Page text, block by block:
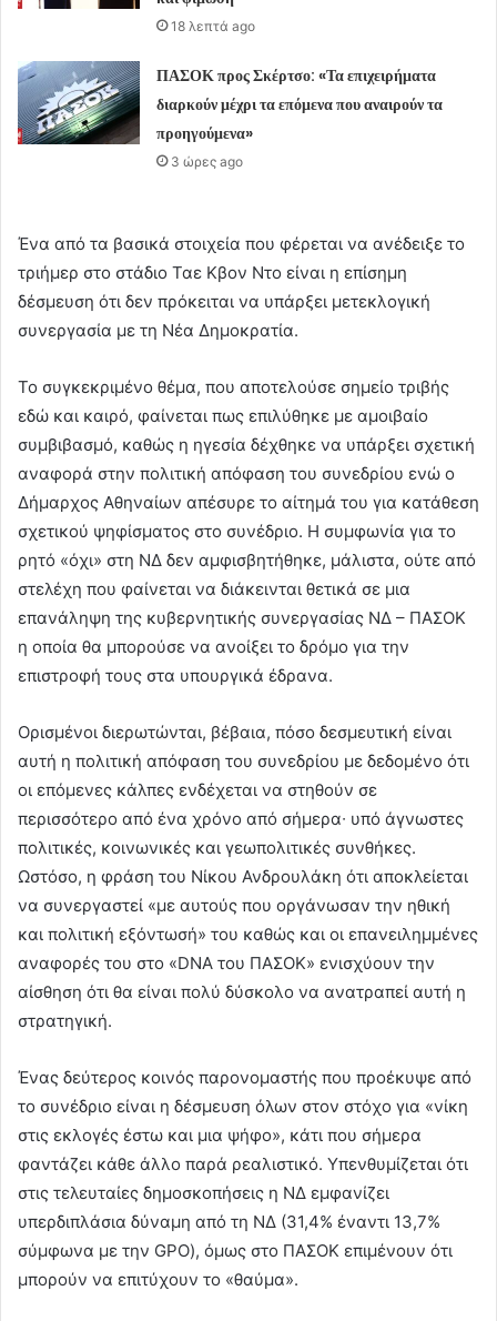
18 λεπτά ago
ΠΑΣΟΚ προς Σκέρτσο: «Τα επιχειρήματα
διαρκούν μέχρι τα επόμενα που αναιρούν τα
προηγούμενα»
3 ώρες ago
Ένα από τα βασικά στοιχεία που φέρεται να ανέδειξε το
τριήμερ στο στάδιο Ταε Κβον Ντο είναι η επίσημη
δέσμευση ότι δεν πρόκειται να υπάρξει μετεκλογική
συνεργασία με τη Νέα Δημοκρατία.
Το συγκεκριμένο θέμα, που αποτελούσε σημείο τριβής
εδώ και καιρό, φαίνεται πως επιλύθηκε με αμοιβαίο
συμβιβασμό, καθώς η ηγεσία δέχθηκε να υπάρξει σχετική
αναφορά στην πολιτική απόφαση του συνεδρίου ενώ ο
Δήμαρχος Αθηναίων απέσυρε το αίτημά του για κατάθεση
σχετικού ψηφίσματος στο συνέδριο. Η συμφωνία για το
ρητό «όχι» στη ΝΔ δεν αμφισβητήθηκε, μάλιστα, ούτε από
στελέχη που φαίνεται να διάκεινται θετικά σε μια
επανάληψη της κυβερνητικής συνεργασίας ΝΔ – ΠΑΣΟΚ
η οποία θα μπορούσε να ανοίξει το δρόμο για την
επιστροφή τους στα υπουργικά έδρανα.
Ορισμένοι διερωτώνται, βέβαια, πόσο δεσμευτική είναι
αυτή η πολιτική απόφαση του συνεδρίου με δεδομένο ότι
οι επόμενες κάλπες ενδέχεται να στηθούν σε
περισσότερο από ένα χρόνο από σήμερα∙ υπό άγνωστες
πολιτικές, κοινωνικές και γεωπολιτικές συνθήκες.
Ωστόσο, η φράση του Νίκου Ανδρουλάκη ότι αποκλείεται
να συνεργαστεί «με αυτούς που οργάνωσαν την ηθική
και πολιτική εξόντωσή» του καθώς και οι επανειλημμένες
αναφορές του στο «DNA του ΠΑΣΟΚ» ενισχύουν την
αίσθηση ότι θα είναι πολύ δύσκολο να ανατραπεί αυτή η
στρατηγική.
Ένας δεύτερος κοινός παρονομαστής που προέκυψε από
το συνέδριο είναι η δέσμευση όλων στον στόχο για «νίκη
στις εκλογές έστω και μια ψήφο», κάτι που σήμερα
φαντάζει κάθε άλλο παρά ρεαλιστικό. Υπενθυμίζεται ότι
στις τελευταίες δημοσκοπήσεις η ΝΔ εμφανίζει
υπερδιπλάσια δύναμη από τη ΝΔ (31,4% έναντι 13,7%
σύμφωνα με την GPO), όμως στο ΠΑΣΟΚ επιμένουν ότι
μπορούν να επιτύχουν το «θαύμα».